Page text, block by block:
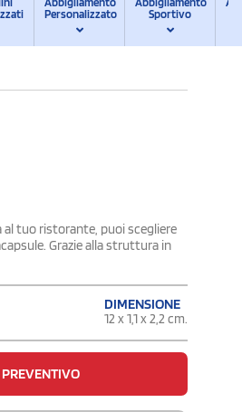
Personalizzato
Sportivo
tuo ristorante, puoi scegliere
Grazie alla struttura in
DIMENSIONE
12 x 1,1 x 2,2 cm.